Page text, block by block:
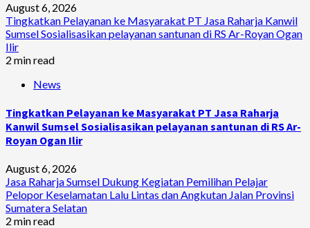
August 6, 2026
Tingkatkan Pelayanan ke Masyarakat PT Jasa Raharja Kanwil
Sumsel Sosialisasikan pelayanan santunan di RS Ar-Royan Ogan
Ilir
2 min read
News
Tingkatkan Pelayanan ke Masyarakat PT Jasa Raharja
Kanwil Sumsel Sosialisasikan pelayanan santunan di RS Ar-
Royan Ogan Ilir
August 6, 2026
Jasa Raharja Sumsel Dukung Kegiatan Pemilihan Pelajar
Pelopor Keselamatan Lalu Lintas dan Angkutan Jalan Provinsi
Sumatera Selatan
2 min read